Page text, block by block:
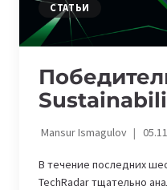
СТАТЬИ
Mansur Ismagulov
В течение последних
TechRadar тщательно